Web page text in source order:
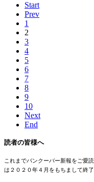
Start
Prev
1
2
3
4
5
6
7
8
9
10
Next
End
読者の皆様へ
これまでバンクーバー新報をご愛
は２０２０年４月をもちまして終了